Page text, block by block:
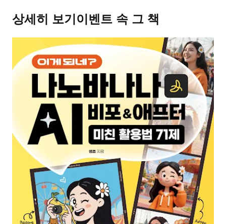
상세히 보기 이벤트 속 그 책